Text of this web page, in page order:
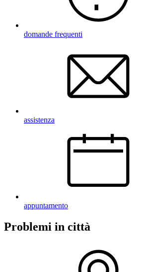
domande frequenti
assistenza
appuntamento
Problemi in città